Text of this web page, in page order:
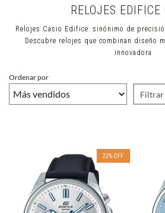
RELOJES EDIFICE
Relojes Casio Edifice: sinónimo de
Descubre relojes que combinan diseño
innovadora
Ordenar por
22% OFF